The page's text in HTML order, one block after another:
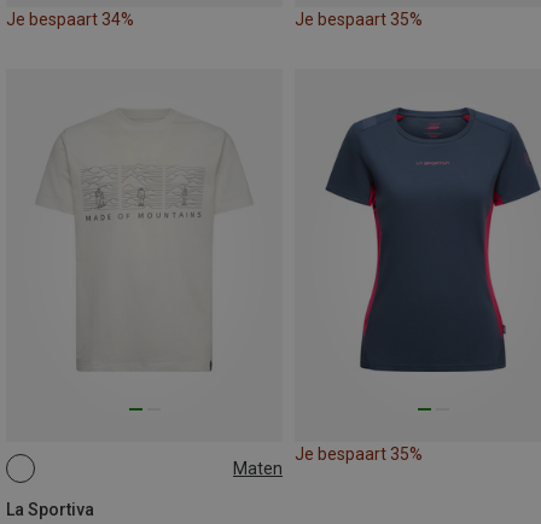
Je bespaart 34% Je bespaart 35%
Maten
La Sportiva
L
Je bespaart 35%